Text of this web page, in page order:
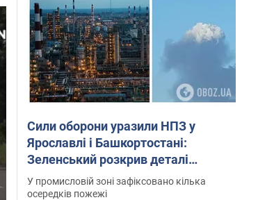
Сили оборони уразили НПЗ у
Ярославлі і Башкортостані:
Зеленський розкрив деталі
операції. Фото і відео
У промисловій зоні зафіксовано кілька
осередків пожежі